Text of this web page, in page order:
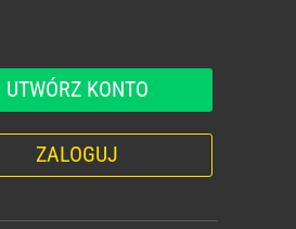
UTWÓRZ KONTO
ZALOGUJ